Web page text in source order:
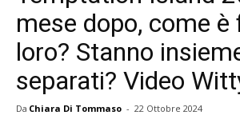
mese dopo, come
loro? Stanno
separati? Video
Da Chiara Di Tommaso - 22 Ottobre 2024